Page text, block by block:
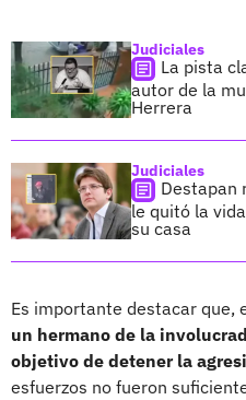
Judiciales
La pista
autor de la
Herrera
Judiciales
Destapan
le quitó la
su casa
Es importante destacar que,
un hermano de la
objetivo de detener la
esfuerzos no fueron